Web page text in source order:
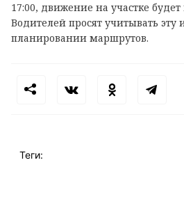
17:00, движение на участке
Водителей просят учитывать
планировании маршрутов.
Теги: